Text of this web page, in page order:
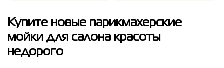
Купите новые парикмахерские
мойки для салона красоты
недорого